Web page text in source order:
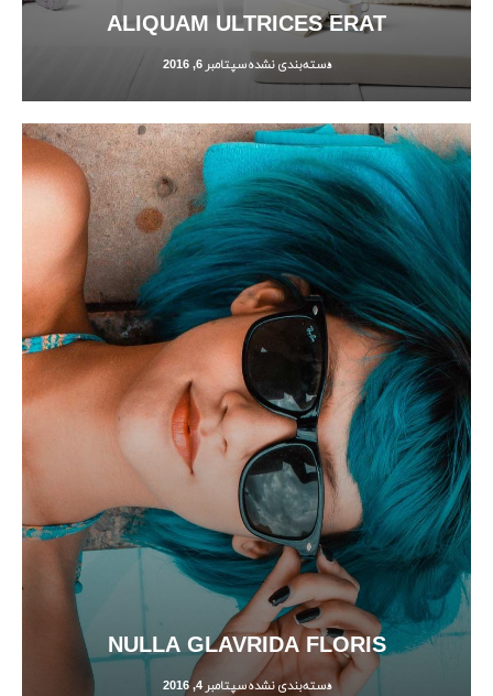
ALIQUAM ULTRICES ERAT
دسته‌بندی نشدهسپتامبر 6, 2016
NULLA GLAVRIDA FLORIS
دسته‌بندی نشدهسپتامبر 4, 2016